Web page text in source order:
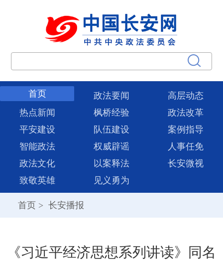
首页 政法要闻
高层动态
热点新闻
枫桥经验
政法改革
平安建设
队伍建设
案例指导
智能政法
权威辟谣
人事任免
政法文化
以案释法
长安微视
致敬英雄
见义勇为
首页 > 长安播报
《习近平经济思想系列讲读》同名